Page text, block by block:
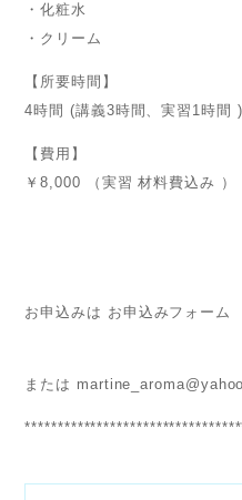
・化粧水
・クリーム
【所要時間】
4時間 (講義3時間、実習1時間 )
【費用】
￥8,000 （実習 材料費込み ）
お申込みは お申込みフォーム
または